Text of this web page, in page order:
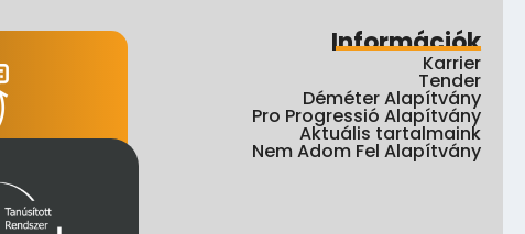
Információk
Karrier
Tender
Déméter Alapítvány
Pro Progressió Alapítvány
Aktuális tartalmaink
Nem Adom Fel Alapítvány